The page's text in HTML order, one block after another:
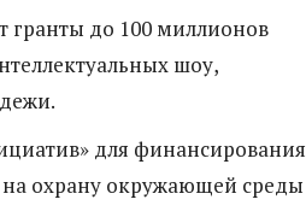
гранты до 100 миллионов
шоу,
для финансирования
охрану окружающей среды